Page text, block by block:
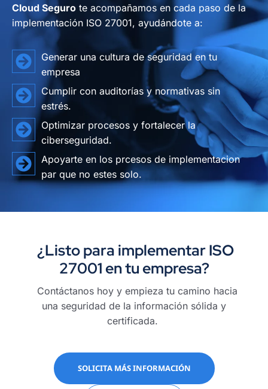
Cloud Seguro te acompañamos en cada paso de la
implementación ISO 27001, ayudándote a:
Generar una cultura de seguridad en tu
empresa
Cumplir con auditorías y normativas sin
estrés.
Optimizar procesos y fortalecer la
ciberseguridad.
Apoyarte en los prcesos de implementacion
par que no estes solo.
¿Listo para implementar ISO
27001 en tu empresa?
Contáctanos hoy y empieza tu camino hacia
una seguridad de la información sólida y
certificada.
SOLICITA MÁS INFORMACIÓN